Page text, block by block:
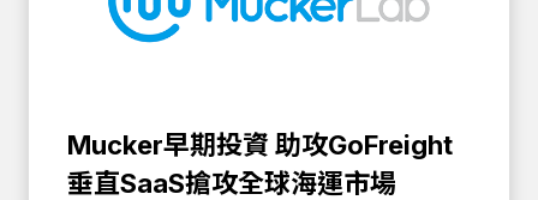
Mucker早期投資 助攻GoFreight
垂直SaaS搶攻全球海運市場